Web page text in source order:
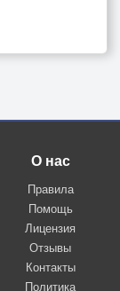
О нас
Правила
Помощь
Лицензия
Отзывы
Контакты
Политика